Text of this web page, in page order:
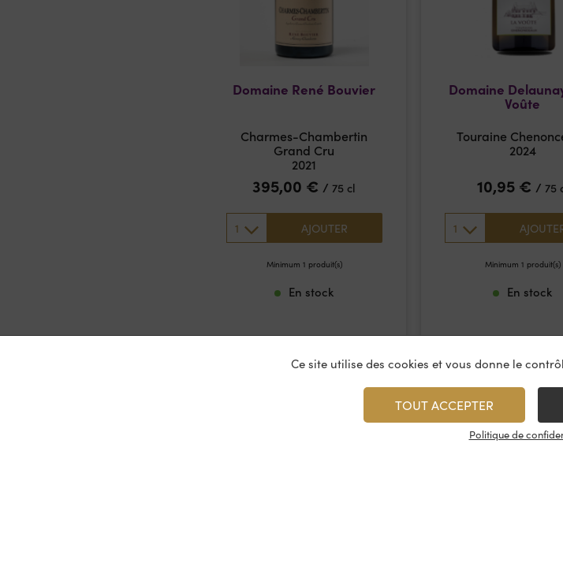
Domaine René Bouvier
Charmes-Chambertin
Grand Cru
2021
395,00 € / 75 cl
1 AJOUTER
Minimum 1 produit(s)
En stock
Domaine
Voûte
Touraine
2024
10,95 € / 75
1
Minimum 1 produit(s)
En stock
Ce site utilise des cookies et vous donne le
TOUT ACCEPTER
Politique de